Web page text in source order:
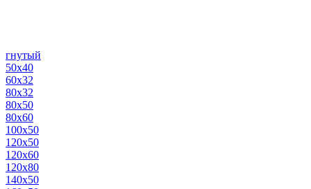
гнутый
50х40
60х32
80х32
80х50
80х60
100х50
120х50
120х60
120х80
140х50